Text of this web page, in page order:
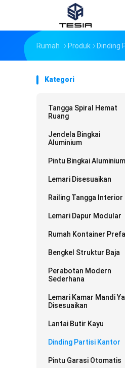
Rumah Produk Dinding
Kategori
Tangga Spiral Hemat
Ruang
Jendela Bingkai
Aluminium
Pintu Bingkai Aluminium
Lemari Disesuaikan
Railing Tangga Interior
Lemari Dapur Modular
Rumah Kontainer
Bengkel Struktur Baja
Perabotan Modern
Sederhana
Lemari Kamar Mandi
Disesuaikan
Lantai Butir Kayu
Dinding Partisi Kantor
Pintu Garasi Otomatis